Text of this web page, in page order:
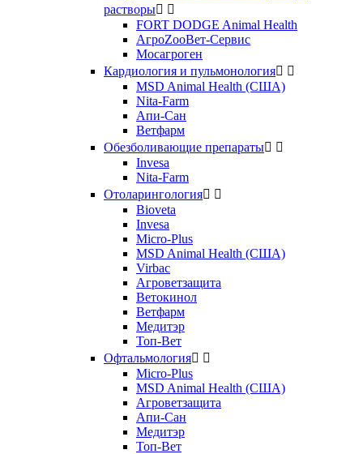
растворы 
FORT DODGE Animal Health
АгроZooВет-Сервис
Мосагроген
Кардиология и пульмонология 
MSD Animal Health (США)
Nita-Farm
Апи-Сан
Ветфарм
Обезболивающие препараты 
Invesa
Nita-Farm
Отоларингология 
Bioveta
Invesa
Micro-Plus
MSD Animal Health (США)
Virbac
Агроветзащита
Ветокинол
Ветфарм
Медитэр
Топ-Вет
Офтальмология 
Micro-Plus
MSD Animal Health (США)
Агроветзащита
Апи-Сан
Медитэр
Топ-Вет